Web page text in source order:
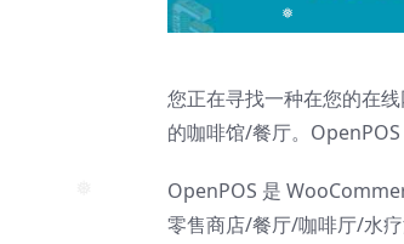
您正在寻找一种在您的在
的咖啡馆/餐厅。OpenPOS
OpenPOS 是
零售商店/餐厅/咖啡厅/水